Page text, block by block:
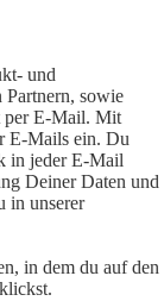
und
Partnern, sowie
per E-Mail. Mit
E-Mails ein. Du
in jeder E-Mail
Deiner Daten und
in unserer
in dem du auf den